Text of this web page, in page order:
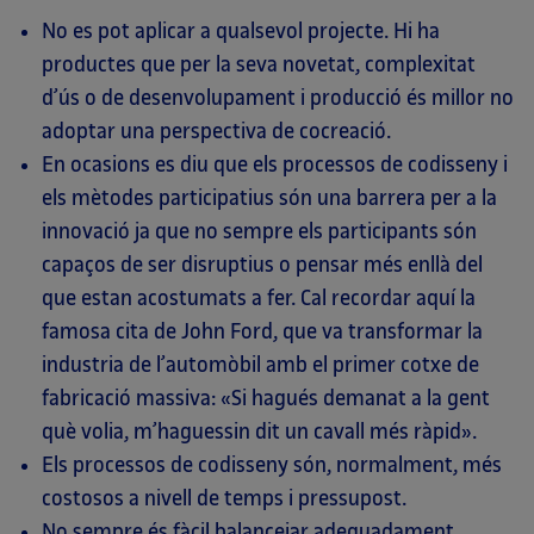
No es pot aplicar a qualsevol projecte. Hi ha
productes que per la seva novetat, complexitat
d’ús o de desenvolupament i producció és millor no
adoptar una perspectiva de cocreació.
En ocasions es diu que els processos de codisseny i
els mètodes participatius són una barrera per a la
innovació ja que no sempre els participants són
capaços de ser disruptius o pensar més enllà del
que estan acostumats a fer. Cal recordar aquí la
famosa cita de John Ford, que va transformar la
industria de l’automòbil amb el primer cotxe de
fabricació massiva: «Si hagués demanat a la gent
què volia, m’haguessin dit un cavall més ràpid».
Els processos de codisseny són, normalment, més
costosos a nivell de temps i pressupost.